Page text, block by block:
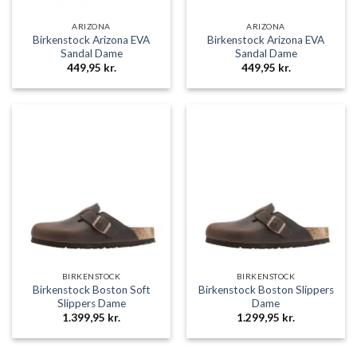
ARIZONA
Birkenstock Arizona EVA
Sandal Dame
449,95 kr.
ARIZONA
Birkenstock Arizona EVA
Sandal Dame
449,95 kr.
BIRKENSTOCK
Birkenstock Boston Soft
Slippers Dame
1.399,95 kr.
BIRKENSTOCK
Birkenstock Boston Slippers
Dame
1.299,95 kr.